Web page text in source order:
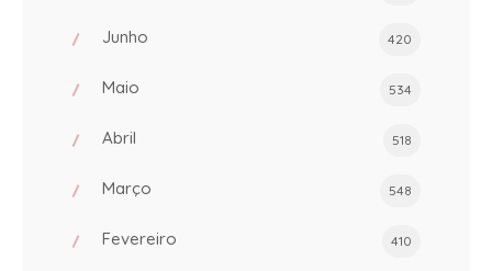
Junho 420
Maio 534
Abril 518
Março 548
Fevereiro 410